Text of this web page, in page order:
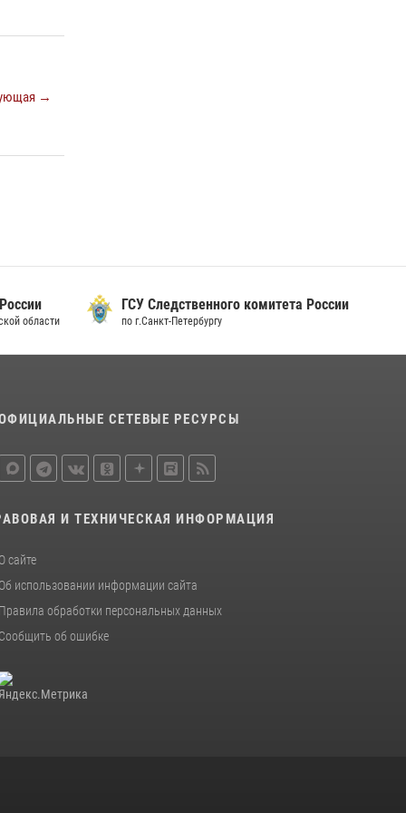
→
области
ГСУ Следственного комитета России
по г.Санкт-Петербургу
СЕТЕВЫЕ РЕСУРСЫ
И ТЕХНИЧЕСКАЯ ИНФОРМАЦИЯ
О сайте
Об использовании информации сайта
Правила обработки персональных данных
Сообщить об ошибке